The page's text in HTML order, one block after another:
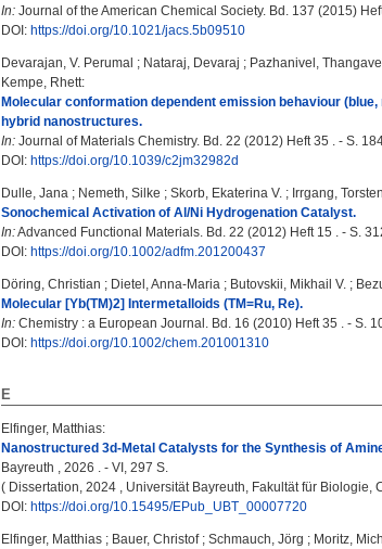
In: Journal of the American Chemical Society. Bd. 137 (2015)
DOI: https://doi.org/10.1021/jacs.5b09510
Devarajan, V. Perumal ; Nataraj, Devaraj ; Pazhanivel,
Kempe, Rhett:
Molecular conformation dependent emission behaviour
hybrid nanostructures.
In: Journal of Materials Chemistry. Bd. 22 (2012) Heft 35 . - S.
DOI: https://doi.org/10.1039/c2jm32982d
Dulle, Jana ; Nemeth, Silke ; Skorb, Ekaterina V. ; Irrgang, Torsten
Sonochemical Activation of Al/Ni Hydrogenation Catalyst.
In:Advanced Functional Materials. Bd. 22 (2012) Heft 15 . - S.
DOI: https://doi.org/10.1002/adfm.201200437
Döring, Christian ; Dietel, Anna-Maria ; Butovskii, Mikhail V. ;
Molecular [Yb(TM)2] Intermetalloids (TM=Ru, Re).
In: Chemistry : a European Journal. Bd. 16 (2010) Heft 35 . - S.
DOI: https://doi.org/10.1002/chem.201001310
E
Elfinger, Matthias:
Nanostructured 3d-Metal Catalysts for the Synthesis of
Bayreuth , 2026 . - VI, 297 S.
( Dissertation, 2024 , Universität Bayreuth, Fakultät für Biologie,
DOI: https://doi.org/10.15495/EPub_UBT_00007720
Elfinger, Matthias ; Bauer, Christof; Schmauch, Jörg ; Moritz,